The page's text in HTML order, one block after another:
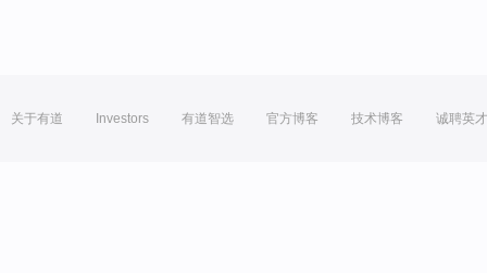
关于有道 Investors 有道智选 官方博客 技术博客 诚聘英才